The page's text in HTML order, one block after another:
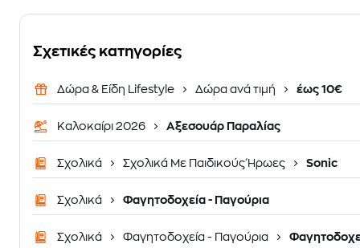
Σχετικές κατηγορίες
Δώρα & Είδη Lifestyle Δώρα ανά τιμή έως 10€
Καλοκαίρι 2026 Αξεσουάρ Παραλίας
Σχολικά Σχολικά Με Παιδικούς Ήρωες Sonic
Σχολικά Φαγητοδοχεία - Παγούρια
Σχολικά Φαγητοδοχεία - Παγούρια